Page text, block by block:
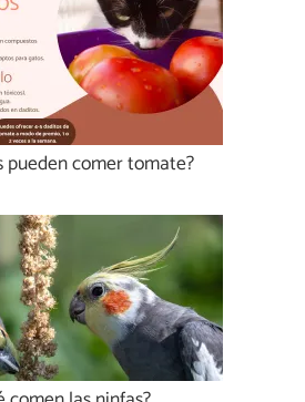
pueden comer tomate?